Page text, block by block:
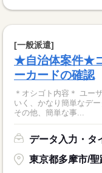
[一般派遣]
★自治体案件★
ーカードの確認
＊オシゴト内容＊ ユーザー情報を専用フォームに そのまま入力して
いく、かなり簡単なデ
その他、簡単な事...
データ入力・タ
東京都多摩市/聖